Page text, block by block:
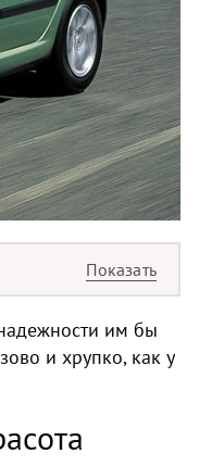
им бы
и хрупко, как у